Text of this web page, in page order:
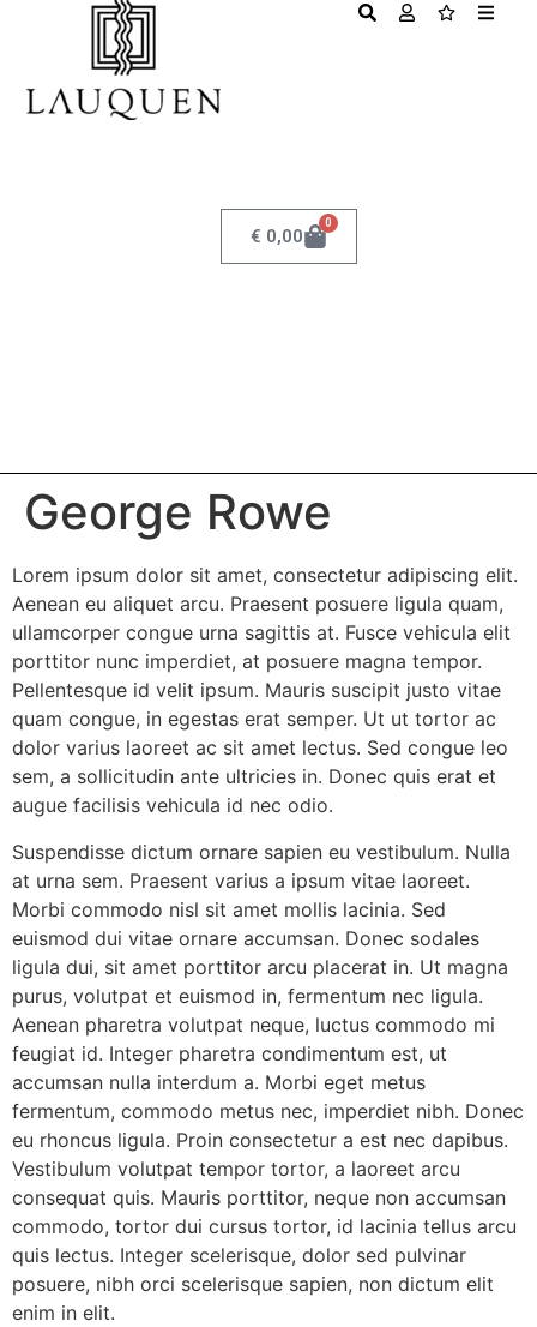
€ 0,00
0
George Rowe
Lorem ipsum dolor sit amet, consectetur adipiscing elit.
Aenean eu aliquet arcu. Praesent posuere ligula quam,
ullamcorper congue urna sagittis at. Fusce vehicula elit
porttitor nunc imperdiet, at posuere magna tempor.
Pellentesque id velit ipsum. Mauris suscipit justo vitae
quam congue, in egestas erat semper. Ut ut tortor ac
dolor varius laoreet ac sit amet lectus. Sed congue leo
sem, a sollicitudin ante ultricies in. Donec quis erat et
augue facilisis vehicula id nec odio.
Suspendisse dictum ornare sapien eu vestibulum. Nulla
at urna sem. Praesent varius a ipsum vitae laoreet.
Morbi commodo nisl sit amet mollis lacinia. Sed
euismod dui vitae ornare accumsan. Donec sodales
ligula dui, sit amet porttitor arcu placerat in. Ut magna
purus, volutpat et euismod in, fermentum nec ligula.
Aenean pharetra volutpat neque, luctus commodo mi
feugiat id. Integer pharetra condimentum est, ut
accumsan nulla interdum a. Morbi eget metus
fermentum, commodo metus nec, imperdiet nibh. Donec
eu rhoncus ligula. Proin consectetur a est nec dapibus.
Vestibulum volutpat tempor tortor, a laoreet arcu
consequat quis. Mauris porttitor, neque non accumsan
commodo, tortor dui cursus tortor, id lacinia tellus arcu
quis lectus. Integer scelerisque, dolor sed pulvinar
posuere, nibh orci scelerisque sapien, non dictum elit
enim in elit.